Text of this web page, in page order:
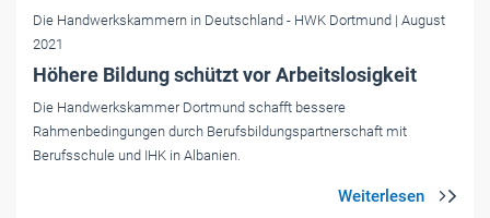
Die Handwerkskammern in Deutschland - HWK Dortmund | August
2021
Höhere Bildung schützt vor Arbeitslosigkeit
Die Handwerkskammer Dortmund schafft bessere
Rahmenbedingungen durch Berufsbildungspartnerschaft mit
Berufsschule und IHK in Albanien.